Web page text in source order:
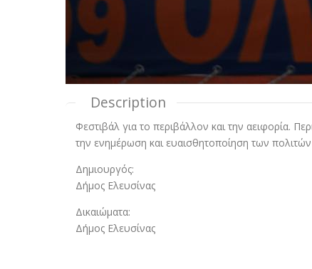
Description
Φεστιβάλ για το περιβάλλον και την αειφορία.
την ενημέρωση και ευαισθητοποίηση των
Δημιουργός:
Δήμος Ελευσίνας
Δικαιώματα:
Δήμος Ελευσίνας